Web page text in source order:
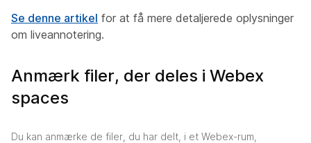
Se denne artikel for at få mere detaljerede oplysninger
om liveannotering.
Anmærk filer, der deles i Webex
spaces
Du kan anmærke de filer, du har delt, i et Webex-rum,